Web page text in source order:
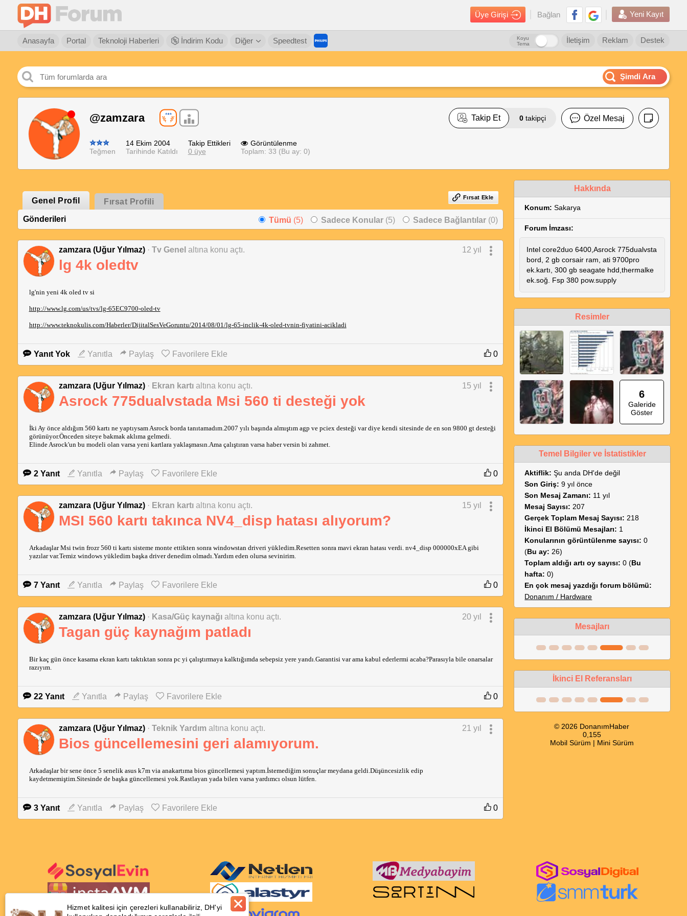
Üye Girişi Bağlan Yeni Kayıt
Anasayfa Portal Teknoloji Haberleri İndirim Kodu Diğer Speedtest Destek
Reklam
İletişim
Koyu
Tema
Şimdi Ara
@zamzara Takip Et 0 takipçi Özel Mesaj
Teğmen
14 Ekim 2004
Tarihinde Katıldı
Takip Ettikleri
0 üye
Görüntülenme
Toplam: 33 (Bu ay: 0)
Genel Profil Fırsat Profili Fırsat Ekle
Gönderileri Tümü (5) Sadece Konular (5) Sadece Bağlantılar (0)
zamzara (Uğur Yılmaz) · Tv Genel altına konu açtı. 12 yıl
lg 4k oledtv
lg'nin yeni 4k oled tv si
http://www.lg.com/us/tvs/lg-65EC9700-oled-tv
http://www.teknokulis.com/Haberler/DijitalSesVeGoruntu/2014/08/01/lg-65-inclik-4k-oled-tvnin-fiyatini-acikladi
Yanıt Yok Yanıtla Paylaş Favorilere Ekle 0
zamzara (Uğur Yılmaz) · Ekran kartı altına konu açtı. 15 yıl
Asrock 775dualvstada Msi 560 ti desteği yok
İki Ay önce aldığım 560 kartı ne yaptıysam Asrock borda tanıtamadım.2007 yılı başında almıştım agp ve pciex desteği var diye kendi sitesinde de en son 9800 gt desteği
görünüyor.Önceden siteye bakmak aklıma gelmedi.
Elinde Asrock'un bu modeli olan varsa yeni kartlara yaklaşmasın.Ama çalıştıran varsa haber versin bi zahmet.
2 Yanıt Yanıtla Paylaş Favorilere Ekle 0
zamzara (Uğur Yılmaz) · Ekran kartı altına konu açtı. 15 yıl
MSI 560 kartı takınca NV4_disp hatası alıyorum?
Arkadaşlar Msi twin frozr 560 ti kartı sisteme monte ettikten sonra windowstan driveri yükledim.Resetten sonra mavi ekran hatası verdi. nv4_disp 000000xEA gibi
yazılar var.Temiz windows yükledim başka driver denedim olmadı.Yardım eden olursa sevinirim.
7 Yanıt Yanıtla Paylaş Favorilere Ekle 0
zamzara (Uğur Yılmaz) · Kasa/Güç kaynağı altına konu açtı. 20 yıl
Tagan güç kaynağım patladı
Bir kaç gün önce kasama ekran kartı taktıktan sonra pc yi çalıştırmaya kalktığımda sebepsiz yere yandı.Garantisi var ama kabul ederlermi acaba?Parasıyla bile onarsalar
razıyım.
22 Yanıt Yanıtla Paylaş Favorilere Ekle 0
zamzara (Uğur Yılmaz) · Teknik Yardım altına konu açtı. 21 yıl
Bios güncellemesini geri alamıyorum.
Arkadaşlar bir sene önce 5 senelik asus k7m via anakartıma bios güncellemesi yaptım.İstemediğim sonuçlar meydana geldi.Düşüncesizlik edip
kaydetmemiştim.Sitesinde de başka güncellemesi yok.Rastlayan yada bilen varsa yardımcı olsun lütfen.
3 Yanıt Yanıtla Paylaş Favorilere Ekle 0
Hakkında
Konum: Sakarya
Forum İmzası:
Intel core2duo 6400,Asrock 775dualvsta
bord, 2 gb corsair ram, ati 9700pro
ek.kartı, 300 gb seagate hdd,thermalke
ek.soğ. Fsp 380 pow.supply
Resimler
6
Galeride
Göster
Temel Bilgiler ve İstatistikler
Aktiflik: Şu anda DH'de değil
Son Giriş: 9 yıl önce
Son Mesaj Zamanı: 11 yıl
Mesaj Sayısı: 207
Gerçek Toplam Mesaj Sayısı: 218
İkinci El Bölümü Mesajları: 1
Konularının görüntülenme sayısı: 0
(Bu ay: 26)
Toplam aldığı artı oy sayısı: 0 (Bu
hafta: 0)
En çok mesaj yazdığı forum bölümü:
Donanım / Hardware
Mesajları
İkinci El Referansları
© 2026 DonanımHaber
0,155
Mobil Sürüm | Mini Sürüm
Hizmet kalitesi için çerezleri kullanabiliriz, DH'yi